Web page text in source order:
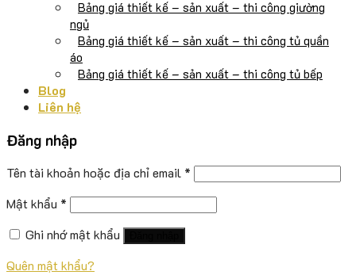
Bảng giá thiết kế – sản xuất – thi công giường
ngủ
Bảng giá thiết kế – sản xuất – thi công tủ quần
áo
Bảng giá thiết kế – sản xuất – thi công tủ bếp
Blog
Liên hệ
Đăng nhập
Tên tài khoản hoặc địa chỉ email *
Mật khẩu *
Ghi nhớ mật khẩu
Quên mật khẩu?